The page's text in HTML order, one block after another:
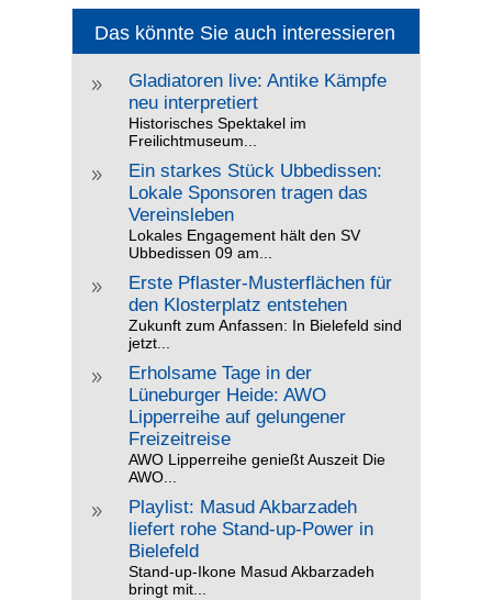
Das könnte Sie auch interessieren
9
Gladiatoren live: Antike Kämpfe
neu interpretiert
Historisches Spektakel im
Freilichtmuseum...
9
Ein starkes Stück Ubbedissen:
Lokale Sponsoren tragen das
Vereinsleben
Lokales Engagement hält den SV
Ubbedissen 09 am...
9
Erste Pflaster-Musterflächen für
den Klosterplatz entstehen
Zukunft zum Anfassen: In Bielefeld sind
jetzt...
9
Erholsame Tage in der
Lüneburger Heide: AWO
Lipperreihe auf gelungener
Freizeitreise
AWO Lipperreihe genießt Auszeit Die
AWO...
9
Playlist: Masud Akbarzadeh
liefert rohe Stand-up-Power in
Bielefeld
Stand-up-Ikone Masud Akbarzadeh
bringt mit...